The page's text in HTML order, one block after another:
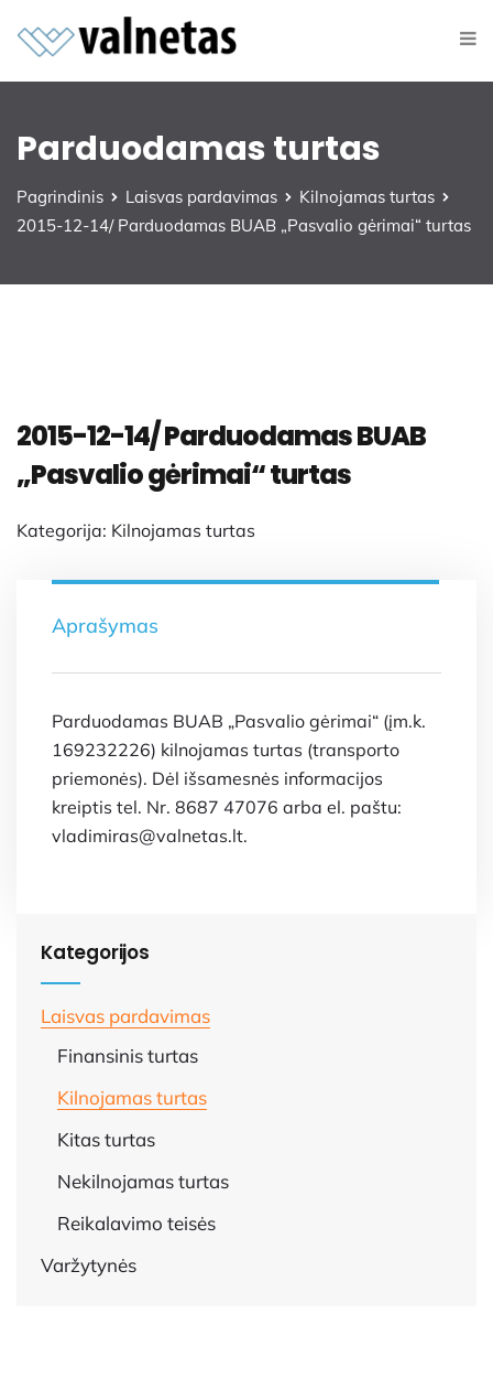
Parduodamas turtas
Pagrindinis Laisvas pardavimas
Kilnojamas turtas
2015-12-14/ Parduodamas BUAB „Pasvalio gėrimai“ turtas
2015-12-14/ Parduodamas BUAB
„Pasvalio gėrimai“ turtas
Kategorija: Kilnojamas turtas
Aprašymas
Parduodamas BUAB „Pasvalio gėrimai“ (įm.k.
169232226) kilnojamas turtas (transporto
priemonės). Dėl išsamesnės informacijos
kreiptis tel. Nr. 8687 47076 arba el. paštu:
vladimiras@valnetas.lt.
Kategorijos
Laisvas pardavimas
Finansinis turtas
Kilnojamas turtas
Kitas turtas
Nekilnojamas turtas
Reikalavimo teisės
Varžytynės